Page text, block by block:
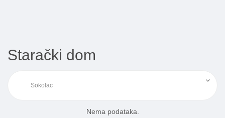
Starački dom
Nema podataka.